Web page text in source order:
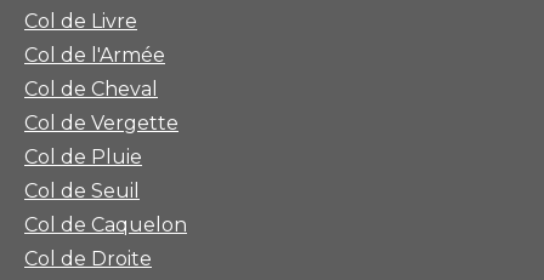
Col de Livre
Col de l'Armée
Col de Cheval
Col de Vergette
Col de Pluie
Col de Seuil
Col de Caquelon
Col de Droite